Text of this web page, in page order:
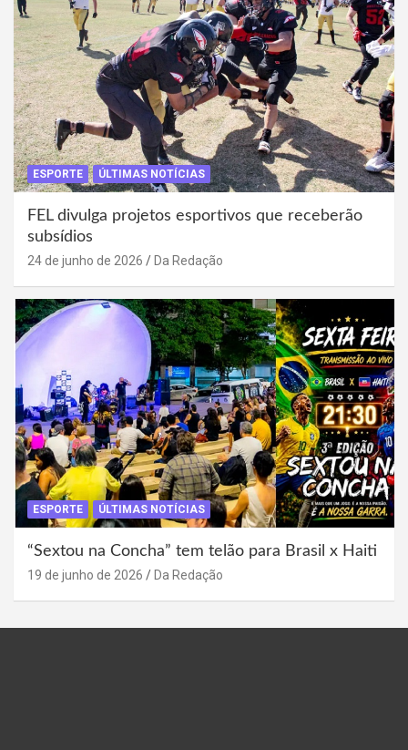
ESPORTE ÚLTIMAS NOTÍCIAS
FEL divulga projetos esportivos que receberão
subsídios
24 de junho de 2026 Da Redação
ESPORTE ÚLTIMAS NOTÍCIAS
“Sextou na Concha” tem telão para Brasil x Haiti
19 de junho de 2026 Da Redação